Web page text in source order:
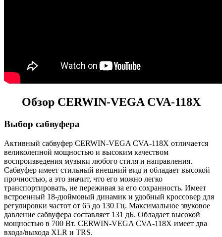
Обзор CERWIN-VEGA CVA-118X
Выбор сабвуфера
Активный сабвуфер CERWIN-VEGA CVA-118X отличается
великолепной мощностью и высоким качеством
воспроизведения музыки любого стиля и направления.
Сабвуфер имеет стильный внешний вид и обладает высокой
прочностью, а это значит, что его можно легко
транспортировать, не переживая за его сохранность. Имеет
встроенный 18-дюймовый динамик и удобный кроссовер для
регулировки частот от 65 до 130 Гц. Максимальное звуковое
давление сабвуфера составляет 131 дБ. Обладает высокой
мощностью в 700 Вт. CERWIN-VEGA CVA-118X имеет два
входа/выхода XLR и TRS.